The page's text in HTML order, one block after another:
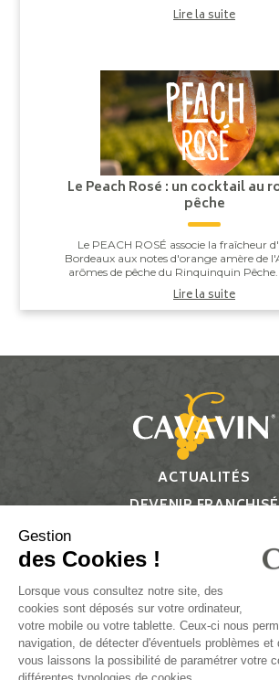
Lire la suite
Le Peach Rosé : un cocktail au
pêche
Le PEACH ROSÉ associe la fraîcheur
Bordeaux aux notes d'orange amère de
arômes de pêche du Rinquinquin Pêche.
Lire la suite
ACTUALITÉS
DEVENIR FRANCHISÉ
Suivez-
L’ABUS D’ALCOOL EST DANGEREUX
Gestion
des Cookies !
Lorsque vous consultez notre site, des
cookies sont déposés sur votre ordinateur,
votre mobile ou votre tablette. Ceux-ci nous
navigation, de détecter d'éventuels problèmes et
vous laissons la possibilité de paramétrer votre